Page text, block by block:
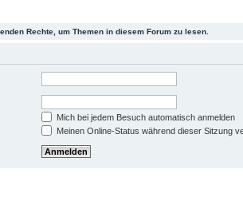
Rechte, um Themen in diesem Forum zu lesen.
Mich bei jedem Besuch automatisch anmelden
Meinen Online-Status während dieser Sitzung